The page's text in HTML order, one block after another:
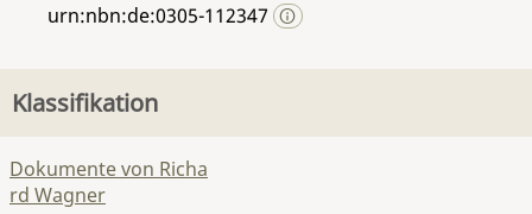
urn:nbn:de:0305-112347
Klassifikation
Dokumente von Richa
rd Wagner